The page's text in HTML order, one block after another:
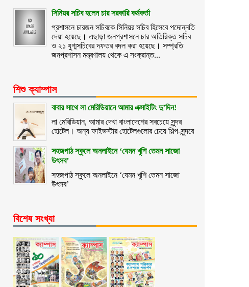
সিনিয়র সচিব হলেন চার সরকারি কর্মকর্তা
প্রশাসনে চারজন সচিবকে সিনিয়র সচিব হিসেবে পদোন্নতি
দেয়া হয়েছে। এছাড়া জনপ্রশাসনে চার অতিরিক্ত সচিব
ও ২১ যুগ্মসচিবের দফতর বদল করা হয়েছে। সম্প্রতি
জনপ্রশাসন মন্ত্রণালয় থেকে এ সংক্রান্ত...
শিশু ক্যাম্পাস
বাবার সাথে লা মেরিডিয়ানে আমার এক্সাইটিং দু’দিন!
লা মেরিডিয়ান, আমার দেখা বাংলাদেশের সবচেয়ে সুন্দর
হোটেল। অন্য ফাইভস্টার হোটেলগুলোর চেয়ে শিল্প-সুন্দরে
সহজপাঠ স্কুলে অনলাইনে ‘যেমন খুশি তেমন সাজো
উৎসব’
সহজপাঠ স্কুলে অনলাইনে ‘যেমন খুশি তেমন সাজো
উৎসব’
বিশেষ সংখ্যা